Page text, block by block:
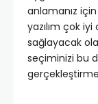
anlamanız
yazılım çok iyi
sağlayacak
seçiminizi bu